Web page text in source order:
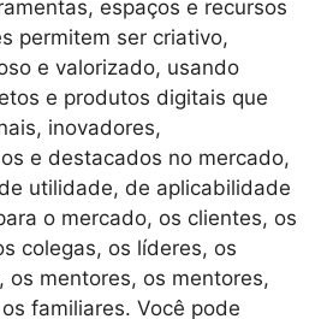
espaços e recursos
permitem ser criativo,
e valorizado, usando
e produtos digitais que
inovadores,
e destacados no mercado,
utilidade, de aplicabilidade
o mercado, os clientes, os
colegas, os líderes, os
os mentores, os mentores,
familiares. Você pode